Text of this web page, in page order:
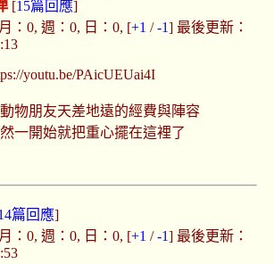
[15篇回應]
：0, 週：0, 日：0, [+1 /-1] 最後更新：
youtu.be/PAicUEUai4I
物朋友天差地遠的經費與陣容
一開始就把重心擺在這裡了
篇回應]
：0, 週：0, 日：0, [+1 /-1] 最後更新：